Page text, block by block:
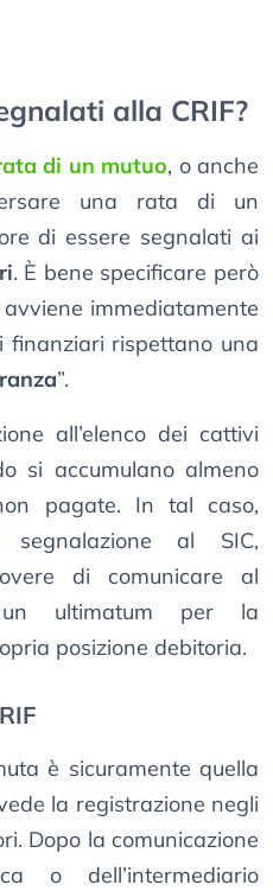
alla CRIF?
di un mutuo, o anche
una rata di un
di essere segnalati ai
. È bene specificare però
immediatamente
finanziari rispettano una
”.
all’elenco dei cattivi
si accumulano almeno
pagate. In tal caso,
al SIC,
di comunicare al
un ultimatum per la
posizione debitoria.
è sicuramente quella
la registrazione negli
Dopo la comunicazione
o dell’intermediario